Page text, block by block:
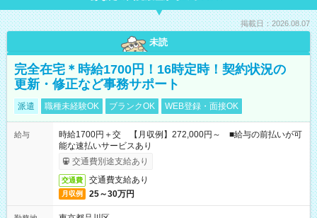
掲載日：2026.08.07
未読
完全在宅＊時給1700円！16時定時！契約状況の
更新・修正など事務サポート
派遣 職種未経験OK ブランクOK WEB登録・面接OK
給与
時給1700円＋交 【月収例】272,000円～ ■給与の前払いが可
能な速払いサービスあり
交通費別途支給あり
交通費 交通費支給あり
月収例 25～30万円